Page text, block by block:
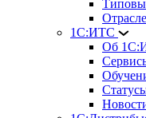
1С:ИТС
Об